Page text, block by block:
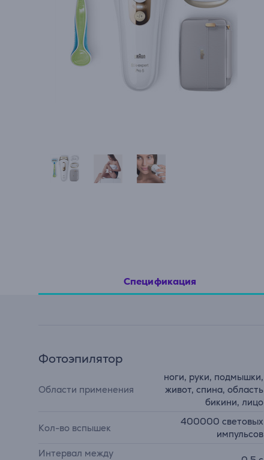
Спецификация
Фотоэпилятор
Области применения
ноги, руки, подмышки,
живот, спина, область
бикини, лицо
Кол-во вспышек
400000 световых
импульсов
Интервал между